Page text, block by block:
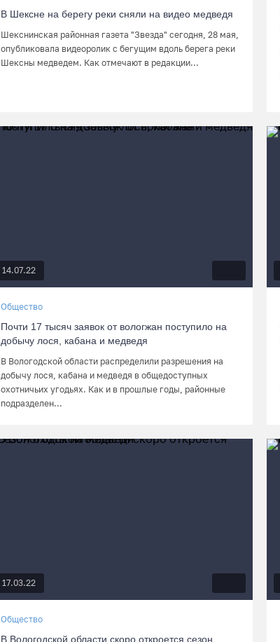
В Шексне на берегу реки сняли на видео медведя
Шекснинская районная газета "Звезда" сегодня, 28 мая,
опубликовала видеоролик с бегущим вдоль берега реки
Шексны медведем. Как отмечают в редакции...
14.07.22
Общество
Почти 17 тысяч заявок от вологжан поступило на
добычу лося, кабана и медведя
В Вологодской области распределили разрешения на
добычу лося, кабана и медведя в общедоступных
охотничьих угодьях. Как и в прошлые годы, районные
подразделен...
17.03.22
Общество
В Вологодской области скоро откроется сезон